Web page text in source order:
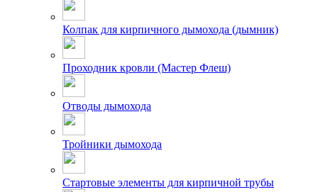
Колпак для кирпичного дымохода (дымник)
Проходник кровли (Мастер Флеш)
Отводы дымохода
Тройники дымохода
Стартовые элементы для кирпичной трубы